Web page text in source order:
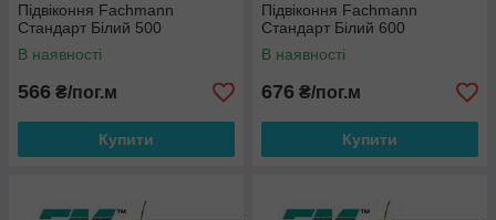
Підвіконня Fachmann
Стандарт Білий 500
В наявності
566 ₴/пог.м
Купити
Підвіконня Fachmann
Стандарт Білий 600
В наявності
676 ₴/пог.м
Купити